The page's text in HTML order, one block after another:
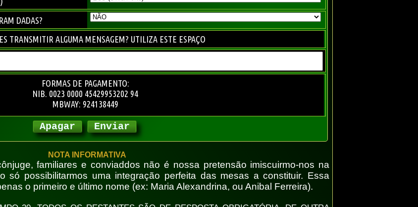
NOTA INFORMATIVA
familiares e conviaddos não é nossa pretensão imiscuirmo-nos na
só possibilitarmos uma integração perfeita das mesas a constituir. Essa
o primeiro e último nome (ex: Maria Alexandrina, ou Anibal Ferreira).
DADAS?
TRANSMITIR ALGUMA MENSAGEM? UTILIZA ESTE ESPAÇO
FORMAS DE PAGAMENTO:
NIB. 0023 0000 45429953202 94
MBWAY: 924138449
Apagar Enviar